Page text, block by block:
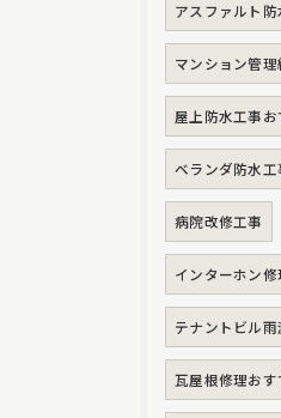
アスファルト防
マンション管
屋上防水工事
ベランダ防水
病院改修工事
インターホン
テナントビル
瓦屋根修理おす